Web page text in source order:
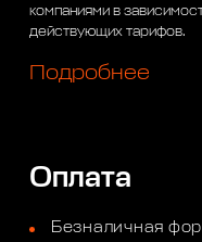
компаниями в
действующих тарифов.
Подробнее
Оплата
Безналичная